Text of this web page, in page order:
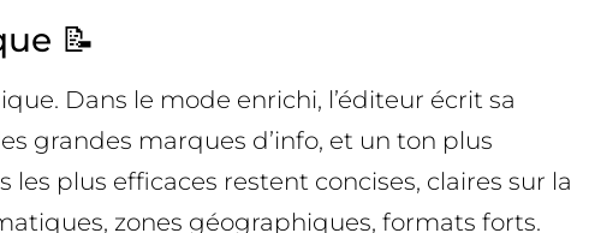
📝
Dans le mode enrichi, l’éditeur écrit sa
grandes marques d’info, et un ton plus
plus efficaces restent concises, claires sur la
zones géographiques, formats forts.